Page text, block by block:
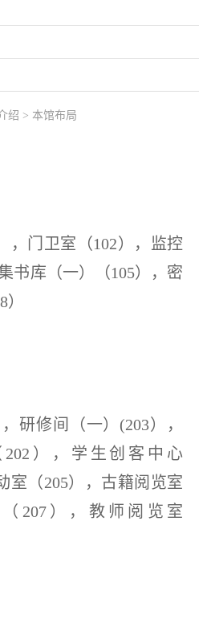
绍 > 本馆布局
， 门卫室（102） ，
监控
书库（一）（105） ， 密
）
， 研修间（一） (203）
，
202） ， 学生创客中心
室（205） ， 古籍阅览室
207） ， 教师阅览室